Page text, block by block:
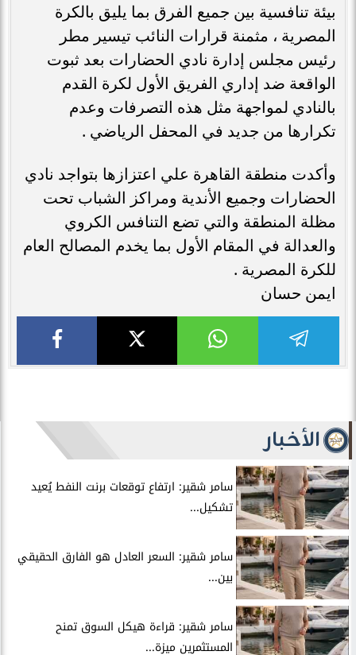
بيئة تنافسية بين جميع الفرق بما يليق بالكرة
المصرية ، مثمنة قرارات النائب تيسير مطر
رئيس مجلس إدارة نادي الحضارات بعد ثبوت
الواقعة ضد إداري الفريق الأول لكرة القدم
بالنادي لمواجهة مثل هذه التصرفات وعدم
تكرارها من جديد في المحفل الرياضي .
وأكدت منطقة القاهرة علي اعتزازها بتواجد نادي
الحضارات وجميع الأندية ومراكز الشباب تحت
مظلة المنطقة والتي تضع التنافس الكروي
والعدالة في المقام الأول بما يخدم المصالح العام
للكرة المصرية .
ايمن حسان
الأخبار
سامر شقير: ارتفاع توقعات برنت النفط يُعيد
تشكيل...
سامر شقير: السعر العادل هو الفارق الحقيقي
بين...
سامر شقير: قراءة هيكل السوق تمنح
المستثمرين ميزة...